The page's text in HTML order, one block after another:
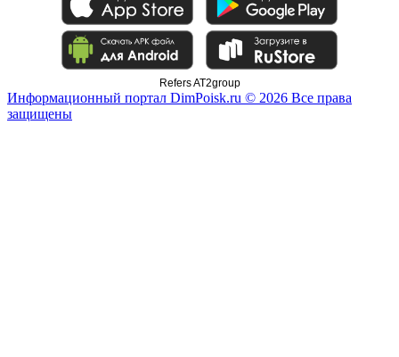
Refers AT2group
Информационный портал DimPoisk.ru © 2026 Все права
защищены